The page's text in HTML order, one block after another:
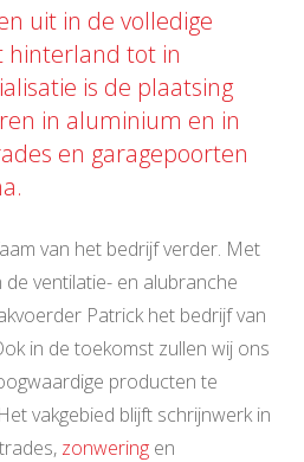
uit in de volledige
hinterland tot in
is de plaatsing
in aluminium en in
en garagepoorten
van het bedrijf verder. Met
ventilatie- en alubranche
Patrick het bedrijf van
in de toekomst zullen wij ons
producten te
vakgebied blijft schrijnwerk in
zonwering en